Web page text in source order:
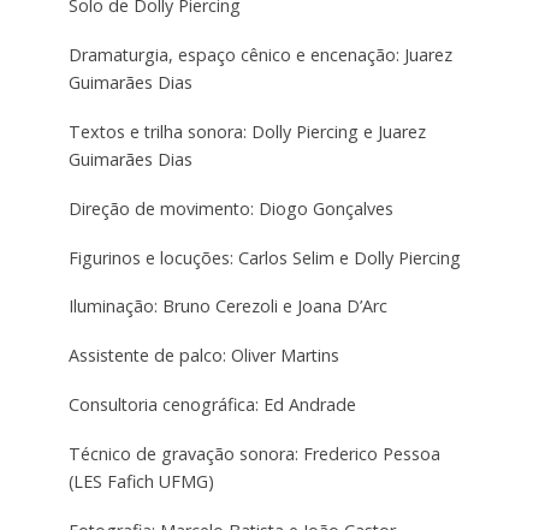
Solo de Dolly Piercing
Dramaturgia, espaço cênico e encenação: Juarez
Guimarães Dias
Textos e trilha sonora: Dolly Piercing e Juarez
Guimarães Dias
Direção de movimento: Diogo Gonçalves
Figurinos e locuções: Carlos Selim e Dolly Piercing
Iluminação: Bruno Cerezoli e Joana D’Arc
Assistente de palco: Oliver Martins
Consultoria cenográfica: Ed Andrade
Técnico de gravação sonora: Frederico Pessoa
(LES Fafich UFMG)